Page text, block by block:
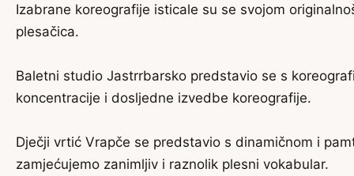
Izabrane koreografije isticale su se svojom
plesačica.
Baletni studio Jastrrbarsko predstavio se s
koncentracije i dosljedne izvedbe koreografije.
Dječji vrtić Vrapče se predstavio s dinamičnom i
zamjećujemo zanimljiv i raznolik plesni vokabular.